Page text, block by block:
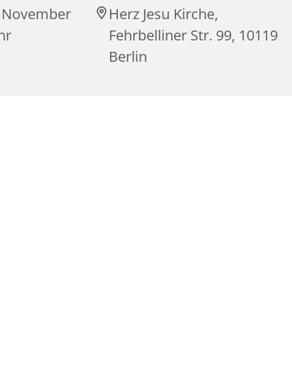
Herz Jesu Kirche,
Fehrbelliner Str. 99, 10119
Berlin